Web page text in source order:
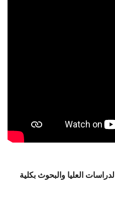
الدراسات العليا
العليا والبحوث بكلية